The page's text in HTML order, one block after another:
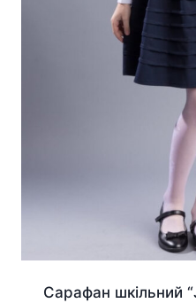
Сарафан шкільний